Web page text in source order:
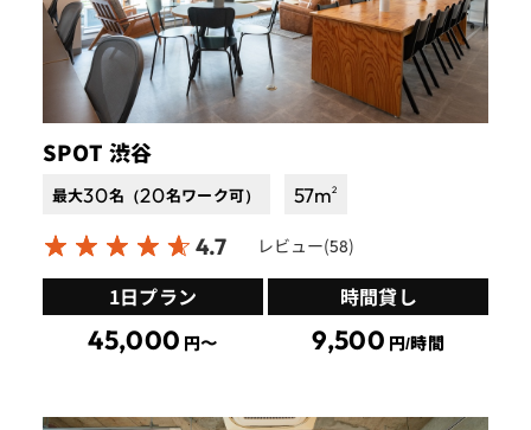
SPOT 渋谷
最大30名（20名ワーク可） 57m2
4.7 レビュー(58)
1日プラン
45,000 円〜
時間貸し
9,500 円/時間